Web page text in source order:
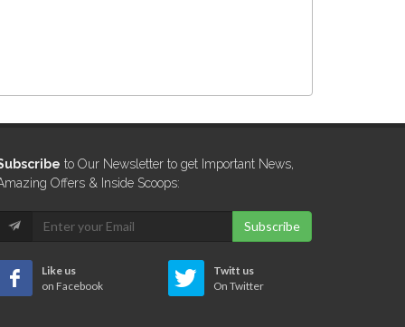
to Our Newsletter to get Important News,
Offers & Inside Scoops:
Subscribe
Like us
on Facebook
Twitt us
On Twitter